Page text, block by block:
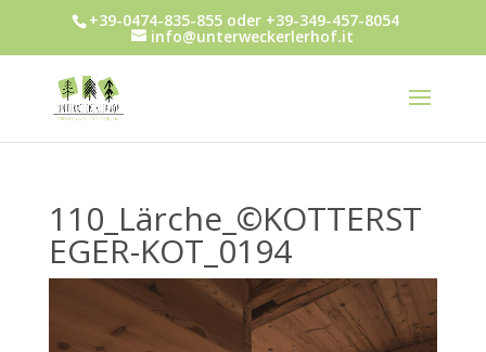
+39-0474-835-855 oder +39-349-457-8054
info@unterweckerlerhof.it
110_Lärche_©KOTTERST
EGER-KOT_0194